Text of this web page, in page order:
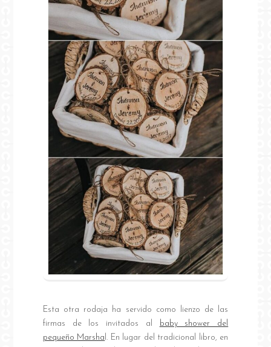
Esta otra rodaja ha servido como lienzo de las
firmas de los invitados al
baby shower del
pequeño Marsha l. En lugar del tradicional libro, en